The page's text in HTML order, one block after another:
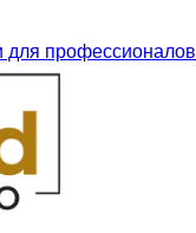
для профессионалов